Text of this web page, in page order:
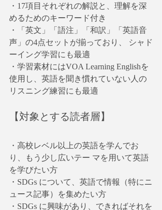
・17項目それぞれの解説と、理解を深
めるためのキーワード付き
・「英文」「語注」「和訳」「英語音
声」の4点セットが揃っており、 シャド
ーイング学習にも最適
・学習素材にはVOA Learning Englishを
使用し、英語を聞き慣れていない人の
リスニング練習にも最適
【対象とする読者層】
・高校レベル以上の英語を学んでお
り、もう少し広いテー マを用いて英語
を学びたい方
・SDGs について、英語で情報（特にニ
ュース記事）を集めたい方
・SDGs に興味があり、できればそれを